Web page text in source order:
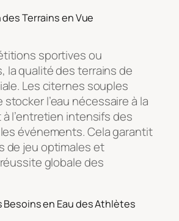
Terrains en Vue
sportives ou
la qualité des terrains de
Les citernes souples
l’eau nécessaire à la
l’entretien intensifs des
événements. Cela garantit
de jeu optimales et
globale des
Besoins en Eau des Athlètes